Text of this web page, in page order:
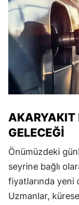
AKARYAKIT
GELECEĞI
Önümüzdeki
seyrine bağlı
fiyatlarında yeni
Uzmanlar,